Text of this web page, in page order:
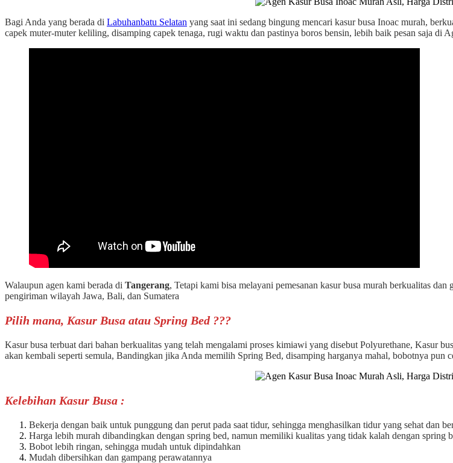
Bagi Anda yang berada di Labuhanbatu Selatan yang saat ini sedang bingung mencari kasur busa Inoac murah,
capek muter-muter keliling, disamping capek tenaga, rugi waktu dan pastinya boros bensin, lebih baik pesan saja di
Walaupun agen kami berada di Tangerang, Tetapi kami bisa melayani pemesanan kasur busa murah berkualitas
pengiriman wilayah Jawa, Bali, dan Sumatera
Pilih mana, Kasur Busa atau Spring Bed ???
Kasur busa terbuat dari bahan berkualitas yang telah mengalami proses kimiawi yang disebut Polyurethane, Kasur
akan kembali seperti semula, Bandingkan jika Anda memilih Spring Bed, disamping harganya mahal, bobotnya pun
Kelebihan Kasur Busa :
Bekerja dengan baik untuk punggung dan perut pada saat tidur, sehingga menghasilkan tidur yang sehat dan
Harga lebih murah dibandingkan dengan spring bed, namun memiliki kualitas yang tidak kalah dengan spring
Bobot lebih ringan, sehingga mudah untuk dipindahkan
Mudah dibersihkan dan gampang perawatannya